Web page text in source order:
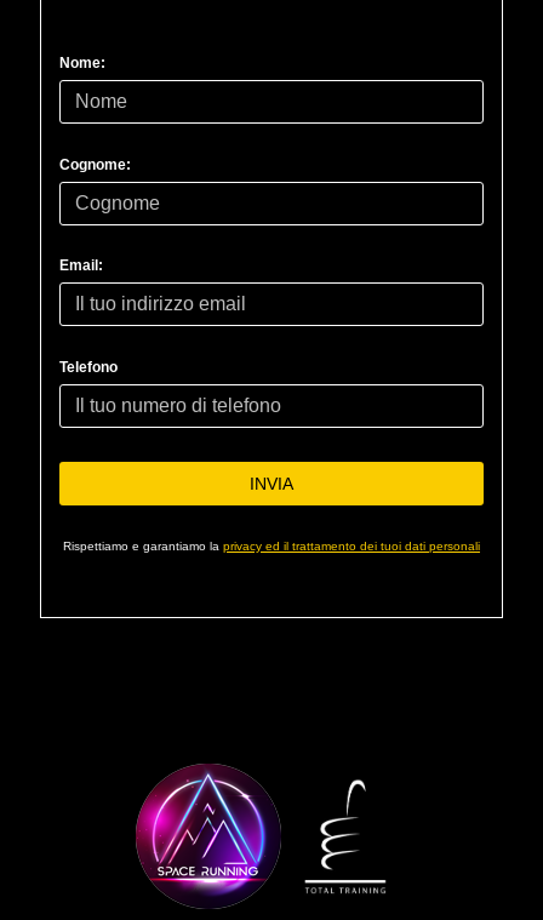
Nome:
Cognome:
Email:
Telefono
Rispettiamo e garantiamo la privacy ed il trattamento dei tuoi dati personali